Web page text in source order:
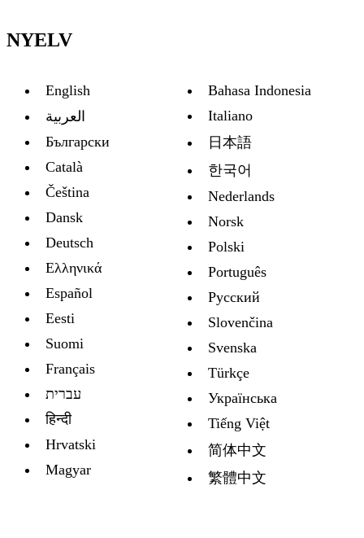
NYELV
English
العربية
Български
Català
Čeština
Dansk
Deutsch
Ελληνικά
Español
Eesti
Suomi
Français
עברית
हिन्दी
Hrvatski
Magyar
Bahasa Indonesia
Italiano
日本語
한국어
Nederlands
Norsk
Polski
Português
Русский
Slovenčina
Svenska
Türkçe
Украïнська
Tiếng Việt
简体中文
繁體中文